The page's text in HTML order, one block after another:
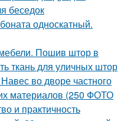
беседок
односкатный.
Пошив штор в
ткань для уличных штор
во дворе частного
материалов (250 ФОТО
и практичность